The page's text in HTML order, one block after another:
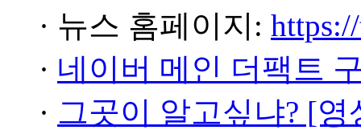
· 뉴스 홈페이지:
· 네이버 메인 더팩트
· 그곳이 알고싶냐? [